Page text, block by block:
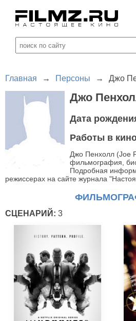
Главная → Персоны → Джо
Джо
Дата
Работы в
Джо Пенхолл (Joe
фильмография,
Подробная
режиссерах на сайте журнала
СЦЕНАРИЙ: 3